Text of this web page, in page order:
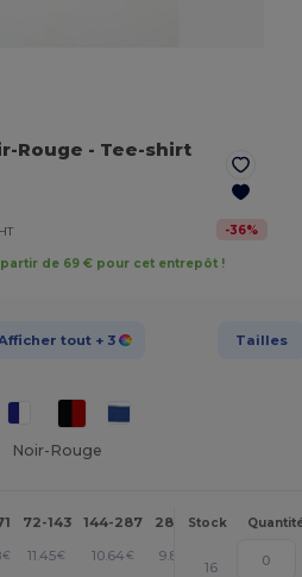
Rouge - Tee-shirt
HT -36%
de 69 € pour cet entrepôt !
tout + 3 Tailles
Noir-Rouge
72-143 144-287 288 + Plus
Stock
€ 11.45€ 10.64€ 9.81 +
16